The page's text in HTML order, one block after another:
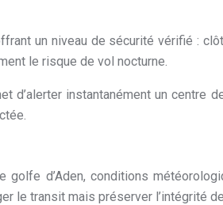
un niveau de sécurité vérifié :
le risque de vol nocturne.
d’alerter instantanément un centre
d’Aden, conditions
le transit mais préserver l’intégrité